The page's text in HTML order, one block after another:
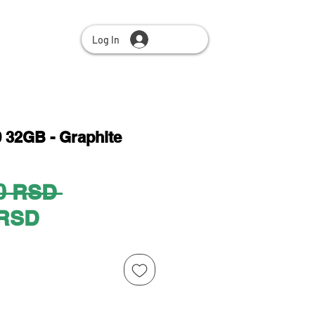
Log In
32GB - Graphite
RSD Regular
Sale